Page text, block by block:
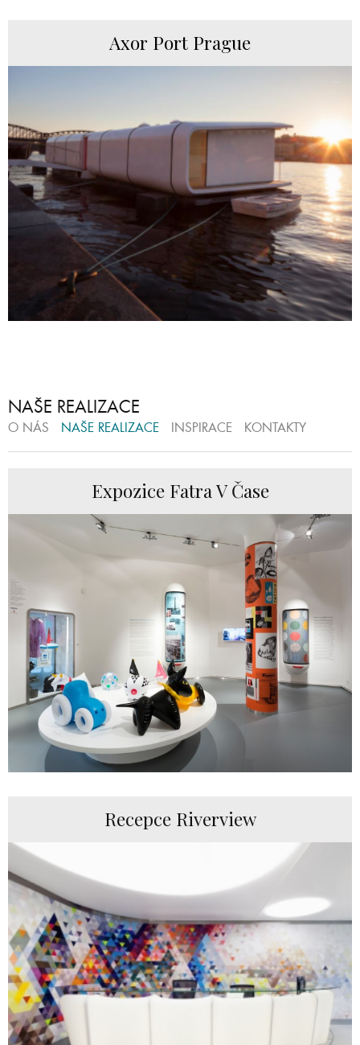
Axor Port Prague
NAŠE REALIZACE
O NÁS NAŠE REALIZACE INSPIRACE KONTAKTY
Expozice Fatra V Čase
Recepce Riverview